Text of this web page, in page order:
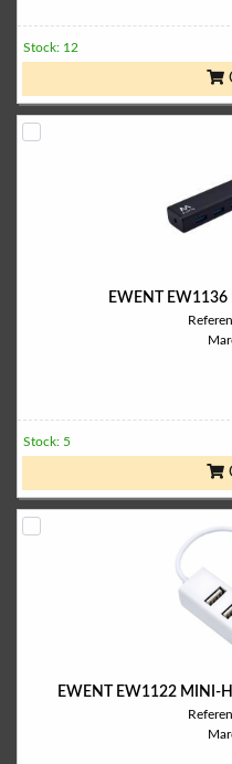
Stock: 12
EWENT EW1136
Stock: 5
EWENT EW1122 MINI-